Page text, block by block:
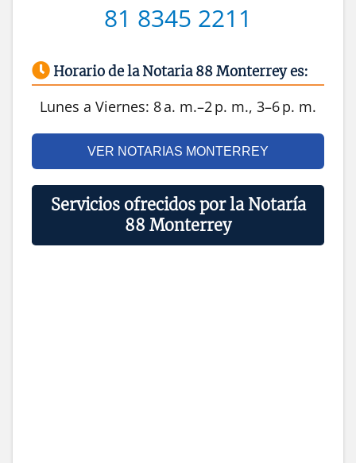
81 8345 2211
Horario de la Notaria 88 Monterrey es:
Lunes a Viernes: 8 a. m.–2 p. m., 3–6 p. m.
VER NOTARIAS MONTERREY
Servicios ofrecidos por la Notaría
88 Monterrey